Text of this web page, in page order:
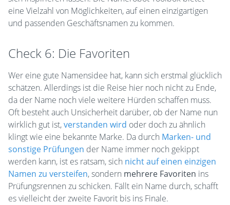
eine Vielzahl von Möglichkeiten, auf einen einzigartigen
und passenden Geschäftsnamen zu kommen.
Check 6: Die Favoriten
Wer eine gute Namensidee hat, kann sich erstmal glücklich
schätzen. Allerdings ist die Reise hier noch nicht zu Ende,
da der Name noch viele weitere Hürden schaffen muss.
Oft besteht auch Unsicherheit darüber, ob der Name nun
wirklich gut ist,verstanden wird oder doch zu ähnlich
klingt wie eine bekannte Marke. Da durch Marken- und
sonstige Prüfungen der Name immer noch gekippt
werden kann, ist es ratsam, sich nicht auf einen einzigen
Namen zu versteifen, sondern mehrere Favoriten ins
Prüfungsrennen zu schicken. Fällt ein Name durch, schafft
es vielleicht der zweite Favorit bis ins Finale.